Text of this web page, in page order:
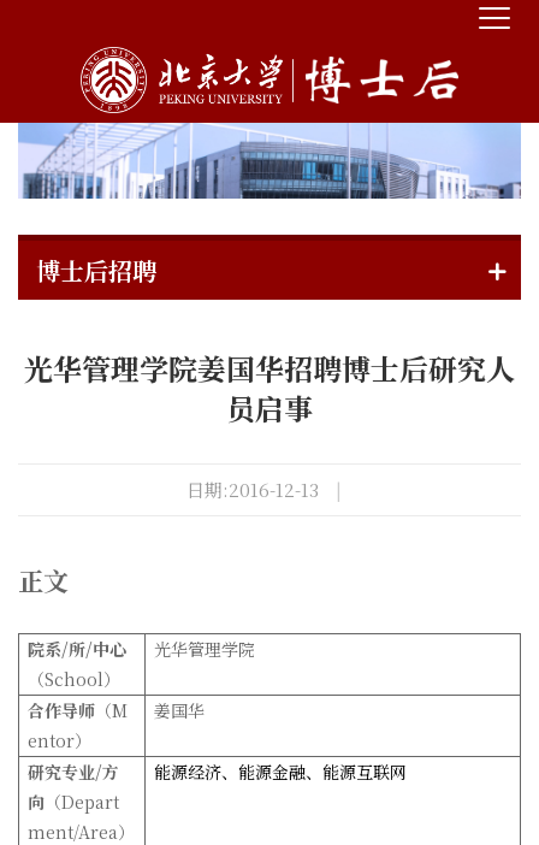
博士后招聘
光华管理学院姜国华招聘博士后研究人
员启事
日期:2016-12-13 |
正文
院系/所/中心
（School）
光华管理学院
合作导师 （M
entor）
姜国华
研究专业/方
向 （Depart
ment/Area）
能源经济、能源金融、能源互联网